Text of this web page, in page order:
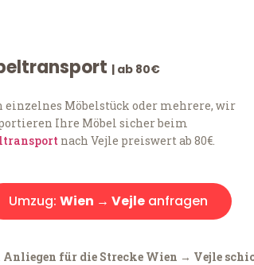
| ab 80€
einzelnes Möbelstück oder mehrere, wir
Ihre Möbel sicher beim
nach Vejle preiswert ab 80€.
Umzug: Wien → Vejle anfragen
für die Strecke Wien → Vejle